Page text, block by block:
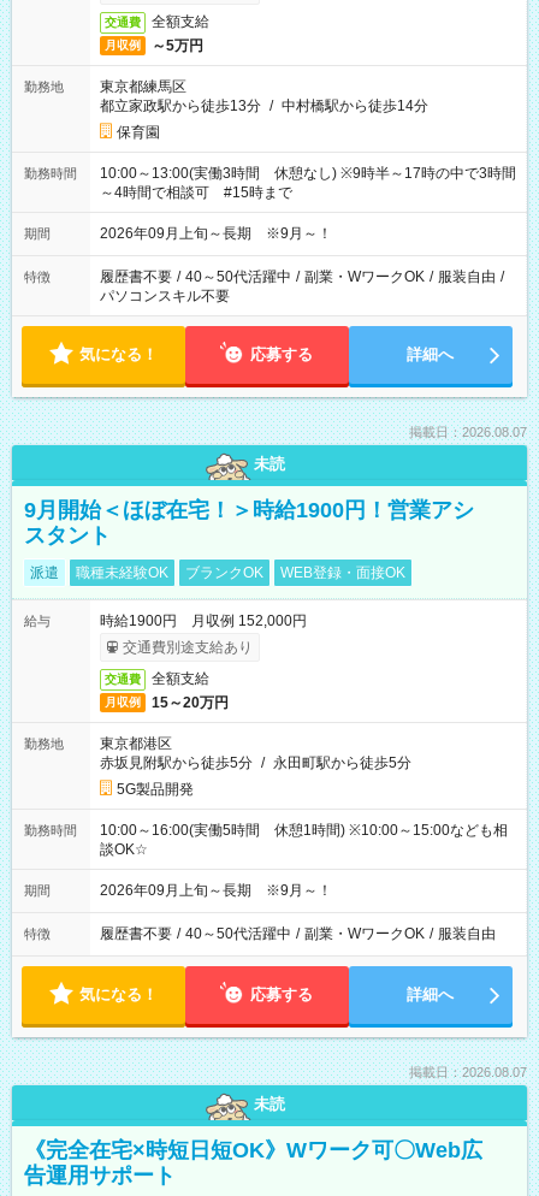
交通費 全額支給
月収例 ～5万円
勤務地
東京都練馬区
都立家政駅から徒歩13分 / 中村橋駅から徒歩14分
保育園
勤務時間
10:00～13:00(実働3時間 休憩なし) ※9時半～17時の中で3時間
～4時間で相談可 #15時まで
期間 2026年09月上旬～長期 ※9月～！
特徴 履歴書不要 / 40～50代活躍中 / 副業・WワークOK / 服装自由 /
パソコンスキル不要
気になる！ 応募する 詳細へ
掲載日：2026.08.07
未読
9月開始＜ほぼ在宅！＞時給1900円！営業アシ
スタント
派遣 職種未経験OK ブランクOK WEB登録・面接OK
給与
時給1900円 月収例 152,000円
交通費別途支給あり
交通費 全額支給
月収例 15～20万円
勤務地
東京都港区
赤坂見附駅から徒歩5分 / 永田町駅から徒歩5分
5G製品開発
勤務時間
10:00～16:00(実働5時間 休憩1時間) ※10:00～15:00なども相
談OK☆
期間 2026年09月上旬～長期 ※9月～！
特徴 履歴書不要 / 40～50代活躍中 / 副業・WワークOK / 服装自由
気になる！ 応募する 詳細へ
掲載日：2026.08.07
未読
《完全在宅×時短日短OK》Wワーク可〇Web広
告運用サポート